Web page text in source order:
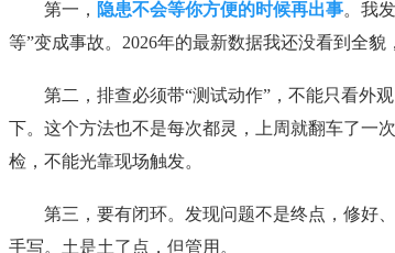
第一， 隐患不会等你方便的时候再出事。我
等”变成事故。2026年的最新数据我还没看到全
第二，排查必须带“测试动作”，不能只看外
下。这个方法也不是每次都灵，上周就翻车了一
检，不能光靠现场触发。
第三，要有闭环。发现问题不是终点，修好
手写。土是土了点，但管用。